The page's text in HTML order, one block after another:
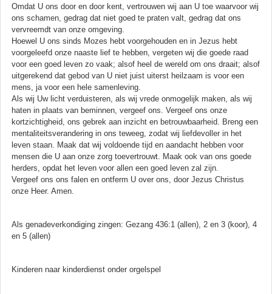
Omdat U ons door en door kent, vertrouwen wij aan U toe waarvoor wij
ons schamen, gedrag dat niet goed te praten valt, gedrag dat ons
vervreemdt van onze omgeving.
Hoewel U ons sinds Mozes hebt voorgehouden en in Jezus hebt
voorgeleefd onze naaste lief te hebben, vergeten wij die goede raad
voor een goed leven zo vaak; alsof heel de wereld om ons draait; alsof
uitgerekend dat gebod van U niet juist uiterst heilzaam is voor een
mens, ja voor een hele samenleving.
Als wij Uw licht verduisteren, als wij vrede onmogelijk maken, als wij
haten in plaats van beminnen, vergeef ons. Vergeef ons onze
kortzichtigheid, ons gebrek aan inzicht en betrouwbaarheid. Breng een
mentaliteitsverandering in ons teweeg, zodat wij liefdevoller in het
leven staan. Maak dat wij voldoende tijd en aandacht hebben voor
mensen die U aan onze zorg toevertrouwt. Maak ook van ons goede
herders, opdat het leven voor allen een goed leven zal zijn.
Vergeef ons ons falen en ontferm U over ons, door Jezus Christus
onze Heer. Amen.
Als genadeverkondiging zingen: Gezang 436:1 (allen), 2 en 3 (koor), 4
en 5 (allen)
Kinderen naar kinderdienst onder orgelspel